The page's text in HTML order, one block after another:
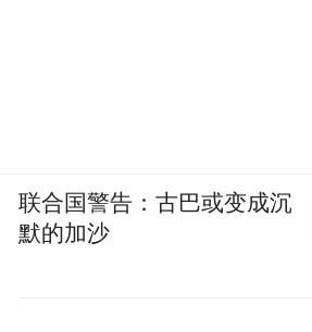
联合国警告：古巴或变成沉
默的加沙